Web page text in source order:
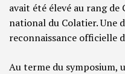
avait été élevé au rang
national du Colatier. Une
reconnaissance officielle
Au terme du symposium,